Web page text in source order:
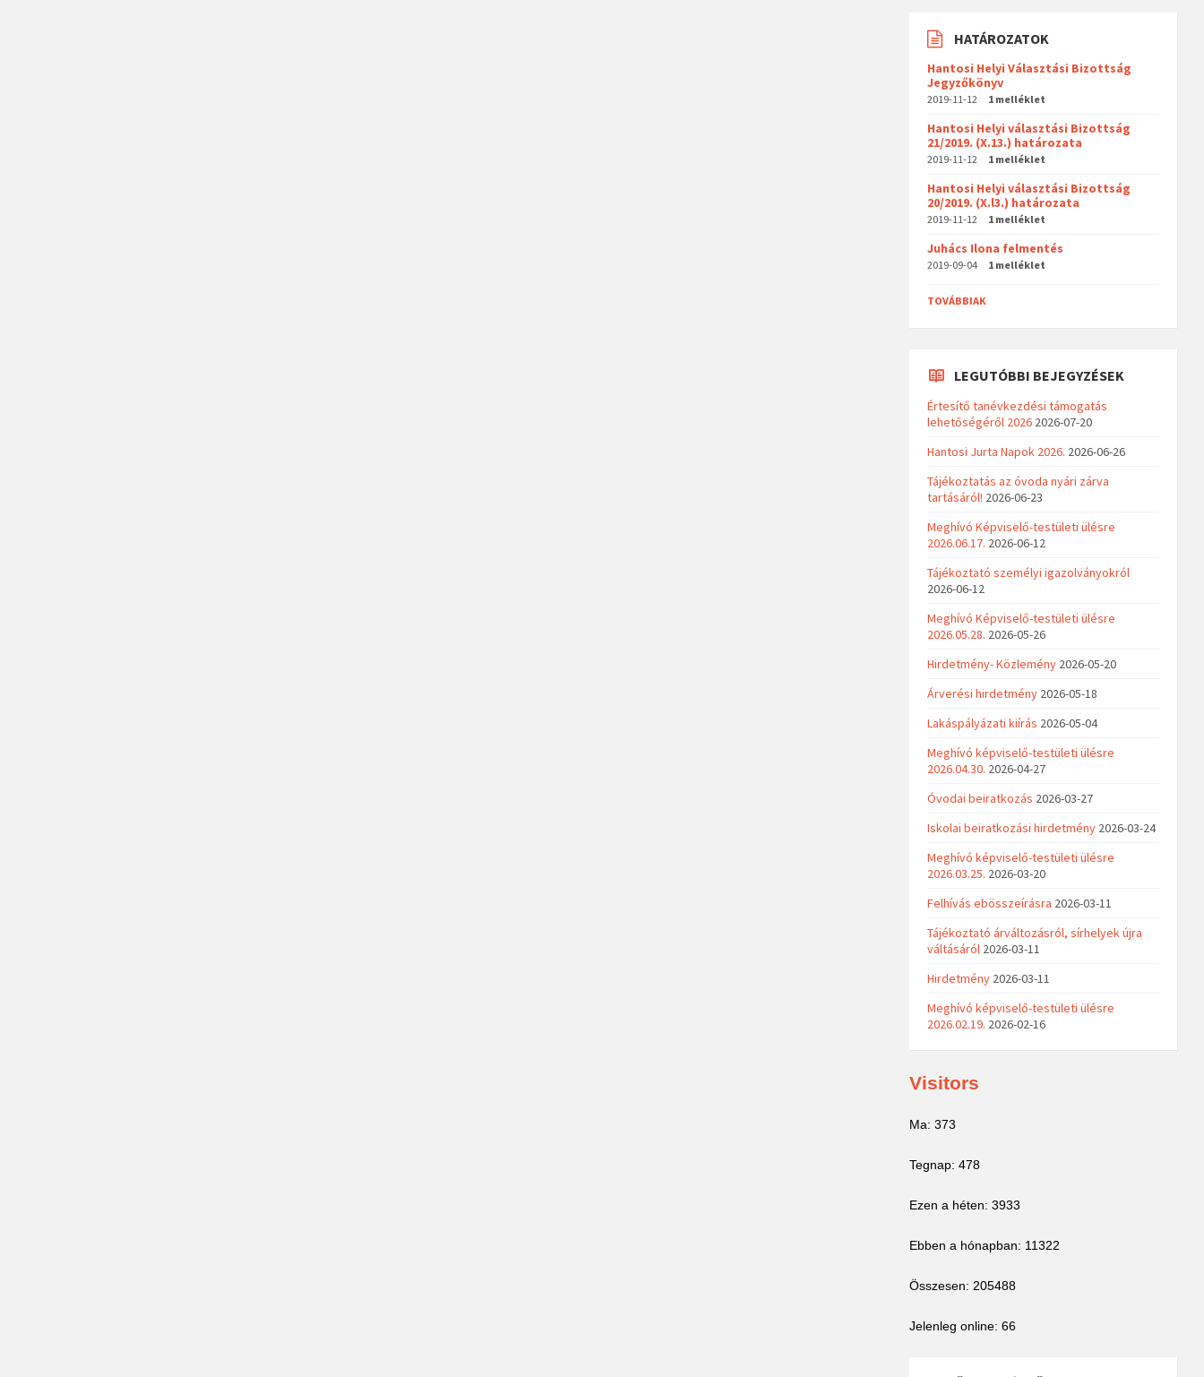
HATÁROZATOK
Hantosi Helyi Választási Bizottság
Jegyzőkönyv
2019-11-12 1 melléklet
Hantosi Helyi választási Bizottság
21/2019. (X.13.) határozata
2019-11-12 1 melléklet
Hantosi Helyi választási Bizottság
20/2019. (X.l3.) határozata
2019-11-12 1 melléklet
Juhács Ilona felmentés
2019-09-04 1 melléklet
TOVÁBBIAK
LEGUTÓBBI BEJEGYZÉSEK
Értesítő tanévkezdési támogatás
lehetőségéről 2026 2026-07-20
Hantosi Jurta Napok 2026. 2026-06-26
Tájékoztatás az óvoda nyári zárva
tartásáról! 2026-06-23
Meghívó Képviselő-testületi ülésre
2026.06.17. 2026-06-12
Tájékoztató személyi igazolványokról
2026-06-12
Meghívó Képviselő-testületi ülésre
2026.05.28. 2026-05-26
Hirdetmény- Közlemény 2026-05-20
Árverési hirdetmény 2026-05-18
Lakáspályázati kiírás 2026-05-04
Meghívó képviselő-testületi ülésre
2026.04.30. 2026-04-27
Óvodai beiratkozás 2026-03-27
Iskolai beiratkozási hirdetmény 2026-03-24
Meghívó képviselő-testületi ülésre
2026.03.25. 2026-03-20
Felhívás ebösszeírásra 2026-03-11
Tájékoztató árváltozásról, sírhelyek újra
váltásáról 2026-03-11
Hirdetmény 2026-03-11
Meghívó képviselő-testületi ülésre
2026.02.19. 2026-02-16
Visitors
Ma: 373
Tegnap: 478
Ezen a héten: 3933
Ebben a hónapban: 11322
Összesen: 205488
Jelenleg online: 66